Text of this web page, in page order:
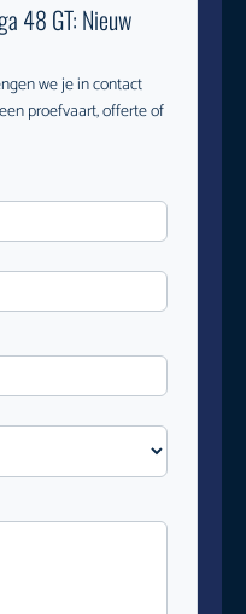
48 GT: Nieuw
we je in contact
proefvaart, offerte of